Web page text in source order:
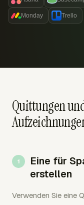
Monday Trello
Quittungen
Eine für
erstellen
Verwenden Sie eine